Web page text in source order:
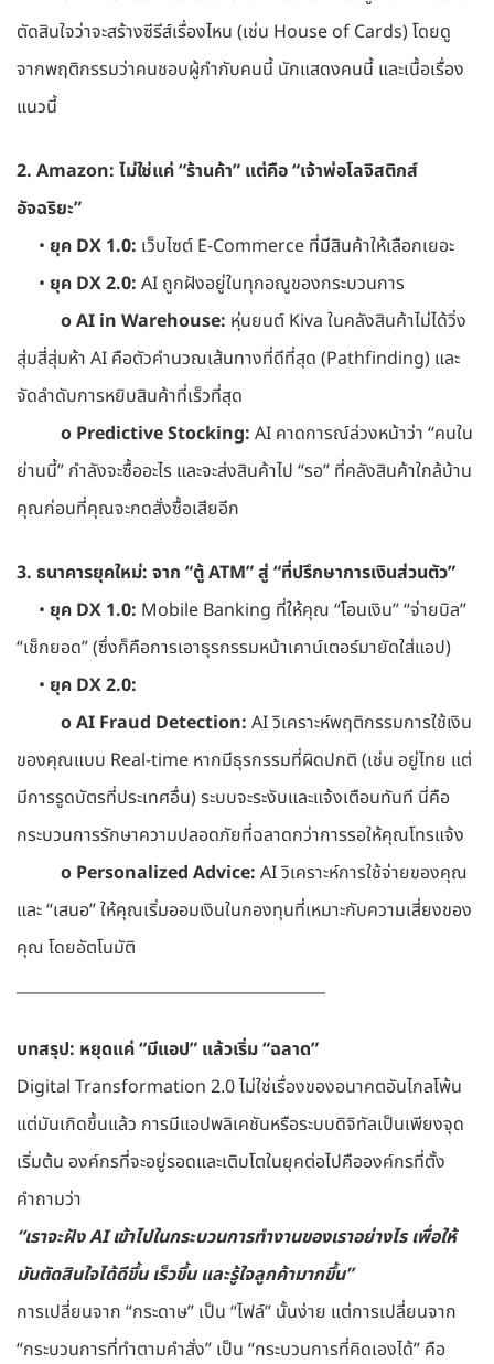
ตัดสินใจว่าจะสร้างซีรีส์เรื่องไหน (เช่น House of Cards) โดยดู
จากพฤติกรรมว่าคนชอบผู้กำกับคนนี้ นักแสดงคนนี้ และเนื้อเรื่อง
แนวนี้
2. Amazon: ไม่ใช่แค่ “ร้านค้า” แต่คือ “เจ้าพ่อโลจิสติกส์
อัจฉริยะ”
• ยุค DX 1.0: เว็บไซต์ E-Commerce ที่มีสินค้าให้เลือกเยอะ
• ยุค DX 2.0: AI ถูกฝังอยู่ในทุกอณูของกระบวนการ
o AI in Warehouse: หุ่นยนต์ Kiva ในคลังสินค้าไม่ได้วิ่ง
สุ่มสี่สุ่มห้า AI คือตัวคำนวณเส้นทางที่ดีที่สุด (Pathfinding) และ
จัดลำดับการหยิบสินค้าที่เร็วที่สุด
o Predictive Stocking: AI คาดการณ์ล่วงหน้าว่า “คนใน
ย่านนี้” กำลังจะซื้ออะไร และจะส่งสินค้าไป “รอ” ที่คลังสินค้าใกล้บ้าน
คุณก่อนที่คุณจะกดสั่งซื้อเสียอีก
3. ธนาคารยุคใหม่: จาก “ตู้ ATM” สู่ “ที่ปรึกษาการเงินส่วนตัว”
• ยุค DX 1.0: Mobile Banking ที่ให้คุณ “โอนเงิน” “จ่ายบิล”
“เช็กยอด” (ซึ่งก็คือการเอาธุรกรรมหน้าเคาน์เตอร์มายัดใส่แอป)
• ยุค DX 2.0:
o AI Fraud Detection: AI วิเคราะห์พฤติกรรมการใช้เงิน
ของคุณแบบ Real-time หากมีธุรกรรมที่ผิดปกติ (เช่น อยู่ไทย แต่
มีการรูดบัตรที่ประเทศอื่น) ระบบจะระงับและแจ้งเตือนทันที นี่คือ
กระบวนการรักษาความปลอดภัยที่ฉลาดกว่าการรอให้คุณโทรแจ้ง
o Personalized Advice: AI วิเคราะห์การใช้จ่ายของคุณ
และ “เสนอ” ให้คุณเริ่มออมเงินในกองทุนที่เหมาะกับความเสี่ยงของ
คุณ โดยอัตโนมัติ
บทสรุป: หยุดแค่ “มีแอป” แล้วเริ่ม “ฉลาด”
Digital Transformation 2.0 ไม่ใช่เรื่องของอนาคตอันไกลโพ้น
แต่มันเกิดขึ้นแล้ว การมีแอปพลิเคชันหรือระบบดิจิทัลเป็นเพียงจุด
เริ่มต้น องค์กรที่จะอยู่รอดและเติบโตในยุคต่อไปคือองค์กรที่ตั้ง
คำถามว่า
“เราจะฝัง AI เข้าไปในกระบวนการทำงานของเราอย่างไร เพื่อให้
มันตัดสินใจได้ดีขึ้น เร็วขึ้น และรู้ใจลูกค้ามากขึ้น”
การเปลี่ยนจาก “กระดาษ” เป็น “ไฟล์” นั้นง่าย แต่การเปลี่ยนจาก
“กระบวนการที่ทำตามคำสั่ง” เป็น “กระบวนการที่คิดเองได้” คือ